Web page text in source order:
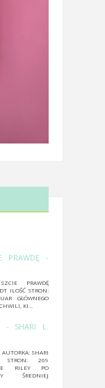
PRAWDĘ -
PRAWDĘ
ILOŚĆ STRON:
GŁÓWNEGO
KI...
- SHARI L.
SHARI
STRON: 269
RILEY PO
ŚREDNIEJ